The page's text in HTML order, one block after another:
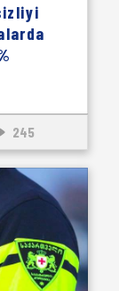
245